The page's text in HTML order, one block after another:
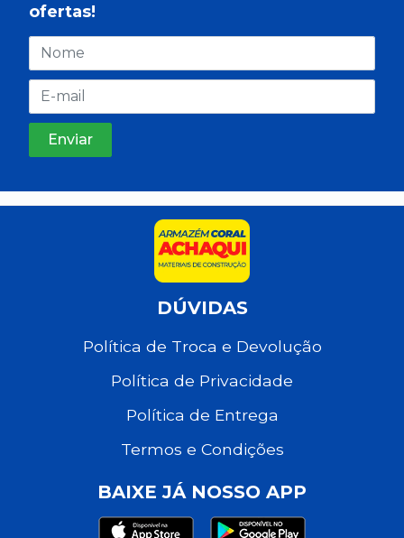
ofertas!
DÚVIDAS
Política de Troca e Devolução
Política de Privacidade
Política de Entrega
Termos e Condições
BAIXE JÁ NOSSO APP